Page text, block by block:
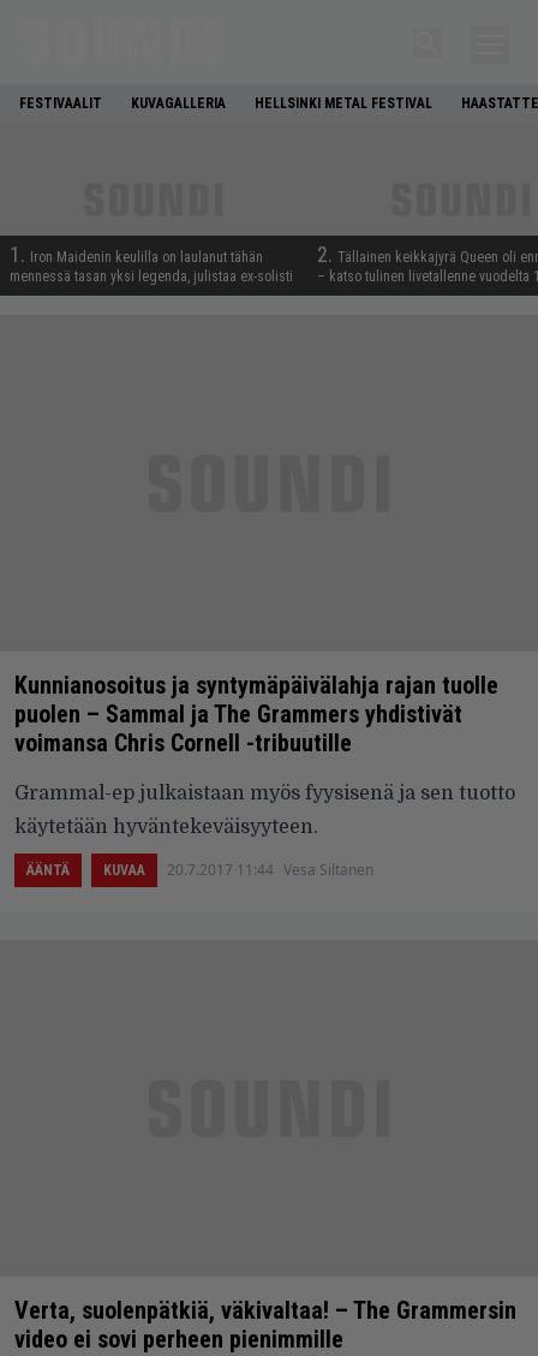
FESTIVAALIT KUVAGALLERIA HELLSINKI METAL FESTIVAL
1.
Iron Maidenin keulilla on laulanut tähän
mennessä tasan yksi legenda, julistaa ex-solisti
2. Tällainen keikkajyrä Queen oli
– katso tulinen livetallenne vuodelta
Kunnianosoitus ja syntymäpäivälahja rajan tuolle
puolen – Sammal ja The Grammers yhdistivät
voimansa Chris Cornell -tribuutille
Grammal-ep julkaistaan myös fyysisenä ja sen tuotto
käytetään hyväntekeväisyyteen.
ÄÄNTÄ KUVAA 20.7.2017 11:44 Vesa Siltanen
Verta, suolenpätkiä, väkivaltaa! – The Grammersin
video ei sovi perheen pienimmille